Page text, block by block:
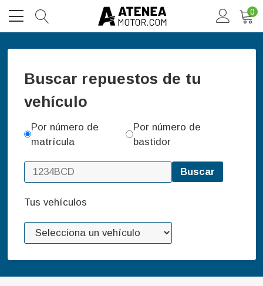
0
Buscar repuestos de tu
vehículo
Por número de
matrícula
Por número de
bastidor
Buscar
Tus vehículos